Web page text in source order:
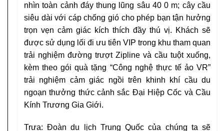
nhìn toàn cảnh đáy thung lũng sâu 40 0 m; cây cầu
siêu dài với cáp chống gió cho phép bạn tận hưởng
trọn vẹn cảm giác kích thích đầy thú vị. Khách sẽ
được sử dụng lối đi ưu tiên VIP trong khu tham quan
trải nghiệm đường trượt Zipline và cầu tuột xuống,
kèm theo gói quà tặng “Công nghệ thực tế ảo VR”
trải nghiệm cảm giác ngồi trên khinh khí cầu du
ngoạn thưởng thức cảnh sắc Đại Hiệp Cốc và Cầu
Kính Trương Gia Giới.
Trưa: Đoàn du lịch Trung Quốc của chúng ta sẽ